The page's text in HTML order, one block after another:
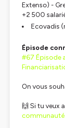
Extenso) -
+2 500
Ecovadis
Épisode
#67 Épisode
On vous
🙌 Si tu veux
communauté